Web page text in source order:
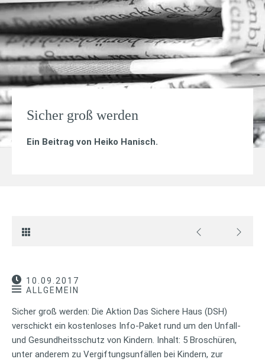
Sicher groß werden
Ein Beitrag von Heiko Hanisch.
10.09.2017
ALLGEMEIN
Sicher groß werden: Die Aktion Das Sichere Haus (DSH)
verschickt ein kostenloses Info-Paket rund um den Unfall-
und Gesundheitsschutz von Kindern. Inhalt: 5 Broschüren,
unter anderem zu Vergiftungsunfällen bei Kindern, zur